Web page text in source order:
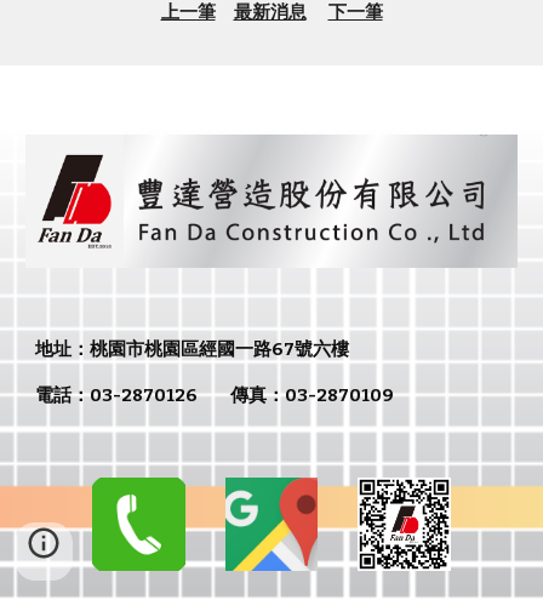
上一筆 最新消息 下一筆
地址：桃園市桃園區經國一路67號六樓
電話：03-2870126傳真：03-2870109